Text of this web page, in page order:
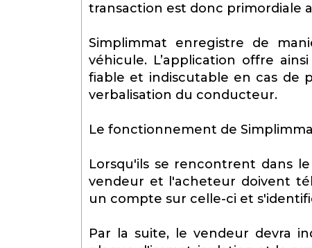
transaction est donc primordiale
Simplimmat enregistre de
véhicule. L’application offre
fiable et indiscutable en cas de
verbalisation du conducteur.
Le fonctionnement de
Lorsqu'ils se rencontrent dans
vendeur et l'acheteur doivent
un compte sur celle-ci et
Par la suite, le vendeur devra